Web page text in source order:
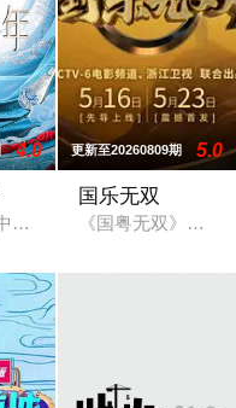
的中国湖南深度旅程，10
4.0
国节日奇妙游系列”IP屡屡
更新至20260809期 5.0
国乐无双
《国粤无双》是